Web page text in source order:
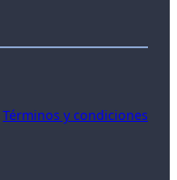
Términos y condiciones